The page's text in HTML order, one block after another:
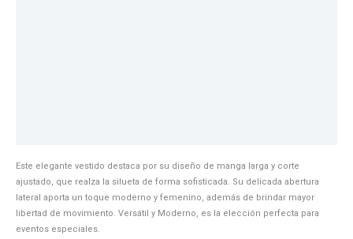
Este elegante vestido destaca por su diseño de manga larga y corte
ajustado, que realza la silueta de forma sofisticada. Su delicada abertura
lateral aporta un toque moderno y femenino, además de brindar mayor
libertad de movimiento. Versátil y Moderno, es la elección perfecta para
eventos especiales.